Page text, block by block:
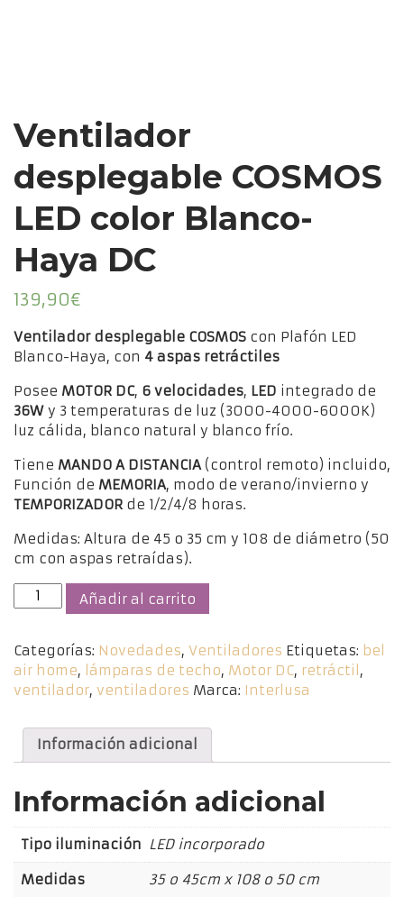
Ventilador
desplegable COSMOS
LED color Blanco-
Haya DC
139,90€
Ventilador desplegable COSMOS con Plafón LED
Blanco-Haya, con 4 aspas retráctiles
Posee MOTOR DC, 6 velocidades, LED integrado de
36Wy 3 temperaturas de luz (3000-4000-6000K)
luz cálida, blanco natural y blanco frío.
Tiene MANDO A DISTANCIA(control remoto) incluido,
Función de MEMORIA, modo de verano/invierno y
TEMPORIZADOR de 1/2/4/8 horas.
Medidas: Altura de 45 o 35 cm y 108 de diámetro (50
cm con aspas retraídas).
Ventilador
desplegable
LED
color
Blanco-
DC
cantidad
Añadir al carrito
Categorías: Novedades, Ventiladores Etiquetas: bel
air home, lámparas de techo, Motor DC, retráctil,
ventilador, ventiladores Marca: Interlusa
Información adicional
Información adicional
Tipo iluminación LED incorporado
Medidas 35 o 45cm x 108 o 50 cm